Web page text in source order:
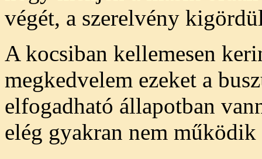
végét, a szerelvény
A kocsiban kellemesen
megkedvelem ezeket a
elfogadható állapotban
elég gyakran nem